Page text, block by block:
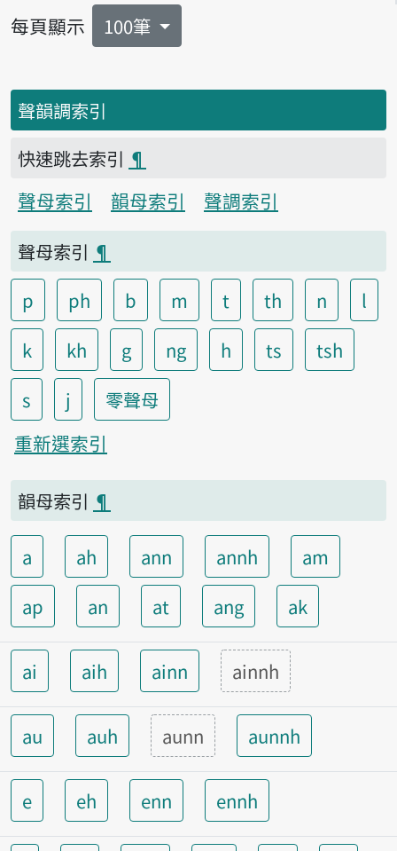
每頁顯示 100筆
聲韻調索引
快速跳去索引 ¶
聲母索引
韻母索引
聲調索引
聲母索引 ¶
p
ph b m t th n
l
k
kh g ng h ts
tsh
s
j
零聲母
重新選索引
韻母索引 ¶
a ah ann annh
am
ap
an at ang ak
ai aih ainn ainnh
au auh aunn aunnh
e eh enn ennh